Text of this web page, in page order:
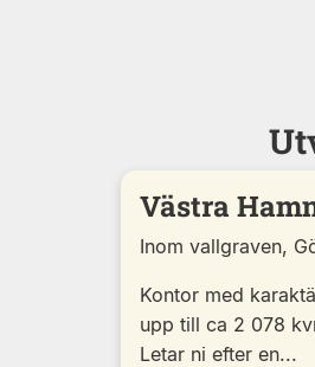
Västra
Inom vallgraven,
Kontor med
upp till ca 2 078
Letar ni efter en...